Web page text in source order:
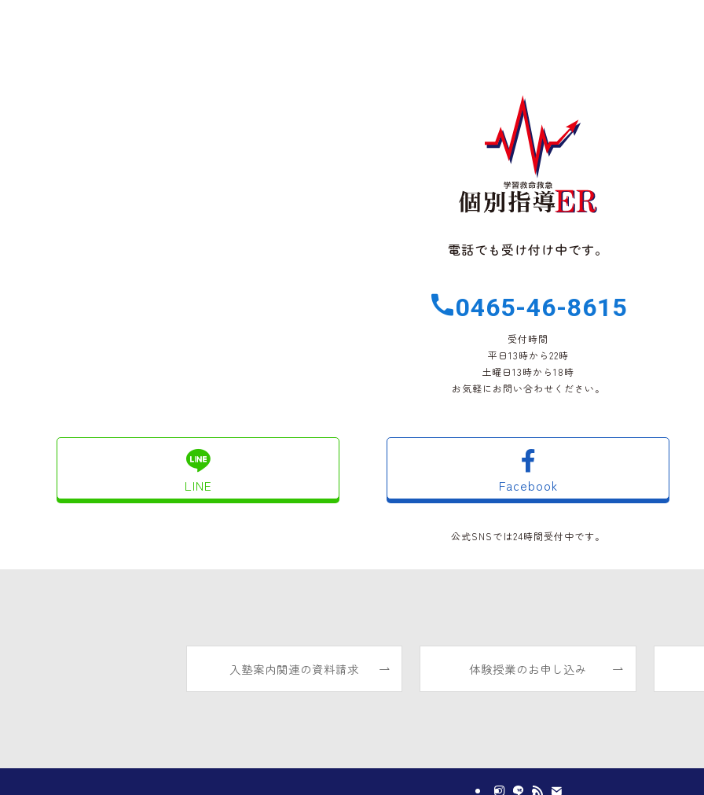
電話でも受け付け中です。
0465-46-8615
受付時間
平日13時から22時
土曜日13時から18時
お気軽にお問い合わせください。
LINE Facebook
公式SNSでは24時間受付中です。
入塾案内関連の資料請求 体験授業のお申し込み